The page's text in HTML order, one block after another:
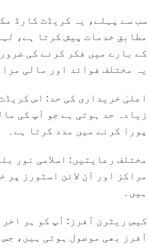
سب سے پہلے، یہ کریڈٹ کارڈ
مطابق خدمات پیش کرتا ہے،
کے بارے میں فکر کرنے کی
یہ مختلف فوائد اور مالی
اعلیٰ خریداری کی حد: اس
زیادہ حد ہوتی ہے جو آپ کی
پورا کرنے میں مدد کرتا ہے۔
مختلف رعایتیں: اسلامی نور
مراکز اور آن لائن اسٹورز
ہیں۔
کیس ریٹرن آفرز: آپ کو ہر
آفرز بھی موصول ہوتی ہیں،